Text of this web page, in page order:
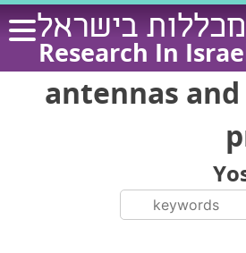
בישראל
Research In
antennas and